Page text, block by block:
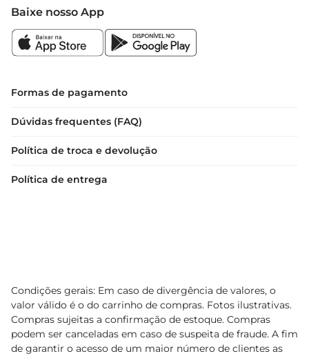
Baixe nosso App
Formas de pagamento
Dúvidas frequentes (FAQ)
Política de troca e devolução
Política de entrega
Condições gerais: Em caso de divergência de valores, o
valor válido é o do carrinho de compras. Fotos ilustrativas.
Compras sujeitas a confirmação de estoque. Compras
podem ser canceladas em caso de suspeita de fraude. A fim
de garantir o acesso de um maior número de clientes as